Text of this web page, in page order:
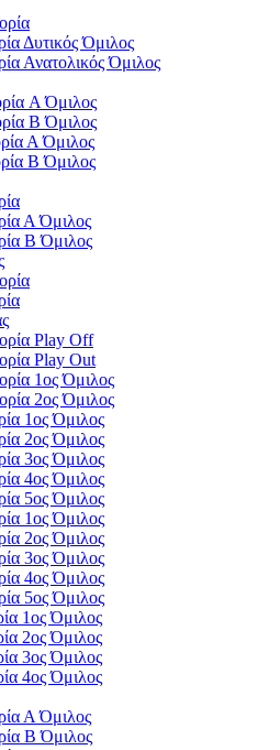
Δυτικός Όμιλος
Ανατολικός Όμιλος
A Όμιλος
Β Όμιλος
Α Όμιλος
Β Όμιλος
Α Όμιλος
Β Όμιλος
Play Off
Play Out
1ος Όμιλος
2ος Όμιλος
1ος Όμιλος
2ος Όμιλος
3ος Όμιλος
4ος Όμιλος
5ος Όμιλος
1ος Όμιλος
2ος Όμιλος
3ος Όμιλος
4ος Όμιλος
5ος Όμιλος
1ος Όμιλος
2ος Όμιλος
3ος Όμιλος
4ος Όμιλος
Α Όμιλος
B Όμιλος